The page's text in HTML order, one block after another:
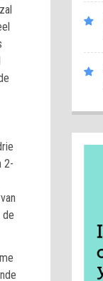
2-
de